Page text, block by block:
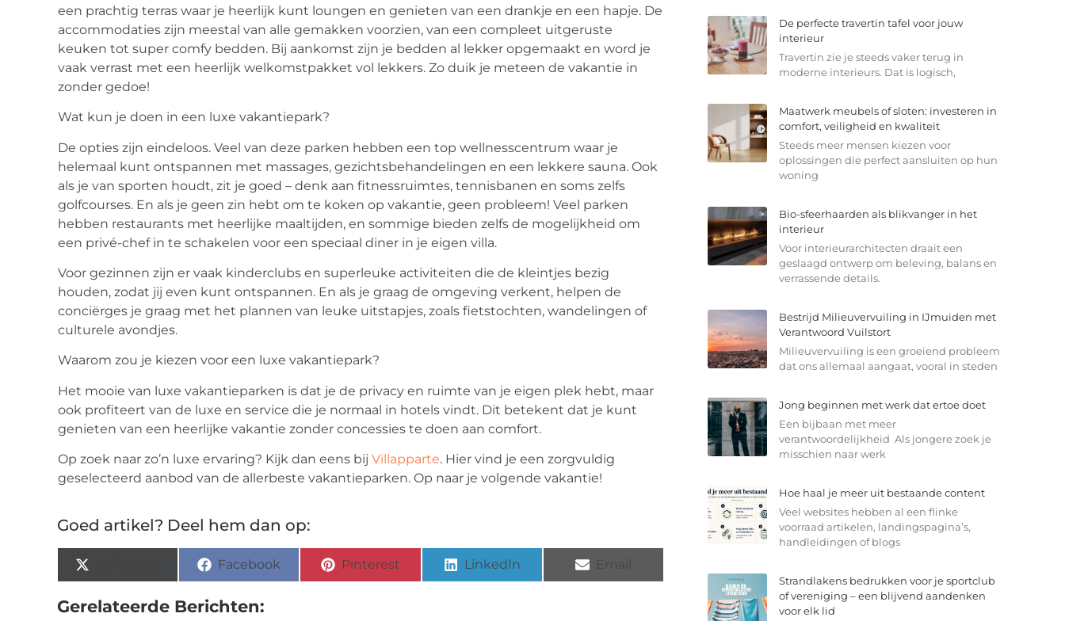
een prachtig terras waar je heerlijk kunt loungen en genieten van een drankje en een hapje. De
accommodaties zijn meestal van alle gemakken voorzien, van een compleet uitgeruste
keuken tot super comfy bedden. Bij aankomst zijn je bedden al lekker opgemaakt en word je
vaak verrast met een heerlijk welkomstpakket vol lekkers. Zo duik je meteen de vakantie in
zonder gedoe!
Wat kun je doen in een luxe vakantiepark?
De opties zijn eindeloos. Veel van deze parken hebben een top wellnesscentrum waar je
helemaal kunt ontspannen met massages, gezichtsbehandelingen en een lekkere sauna. Ook
als je van sporten houdt, zit je goed – denk aan fitnessruimtes, tennisbanen en soms zelfs
golfcourses. En als je geen zin hebt om te koken op vakantie, geen probleem! Veel parken
hebben restaurants met heerlijke maaltijden, en sommige bieden zelfs de mogelijkheid om
een privé-chef in te schakelen voor een speciaal diner in je eigen villa.
Voor gezinnen zijn er vaak kinderclubs en superleuke activiteiten die de kleintjes bezig
houden, zodat jij even kunt ontspannen. En als je graag de omgeving verkent, helpen de
conciërges je graag met het plannen van leuke uitstapjes, zoals fietstochten, wandelingen of
culturele avondjes.
Waarom zou je kiezen voor een luxe vakantiepark?
Het mooie van luxe vakantieparken is dat je de privacy en ruimte van je eigen plek hebt, maar
ook profiteert van de luxe en service die je normaal in hotels vindt. Dit betekent dat je kunt
genieten van een heerlijke vakantie zonder concessies te doen aan comfort.
Op zoek naar zo’n luxe ervaring? Kijk dan eens bij Villapparte. Hier vind je een zorgvuldig
geselecteerd aanbod van de allerbeste vakantieparken. Op naar je volgende vakantie!
Goed artikel? Deel hem dan op:
Facebook Pinterest LinkedIn
Gerelateerde Berichten:
De perfecte travertin tafel voor jouw
interieur
Travertin zie je steeds vaker terug in
moderne interieurs. Dat is logisch,
Maatwerk meubels of sloten: investeren in
comfort, veiligheid en kwaliteit
Steeds meer mensen kiezen voor
oplossingen die perfect aansluiten op hun
woning
Bio-sfeerhaarden als blikvanger in het
interieur
Voor interieurarchitecten draait een
geslaagd ontwerp om beleving, balans en
verrassende details.
Bestrijd Milieuvervuiling in IJmuiden met
Verantwoord Vuilstort
Milieuvervuiling is een groeiend probleem
dat ons allemaal aangaat, vooral in steden
Jong beginnen met werk dat ertoe doet
Een bijbaan met meer
verantwoordelijkheid Als jongere zoek je
misschien naar werk
Hoe haal je meer uit bestaande content
Veel websites hebben al een flinke
voorraad artikelen, landingspagina’s,
handleidingen of blogs
Strandlakens bedrukken voor je sportclub
of vereniging – een blijvend aandenken
voor elk lid